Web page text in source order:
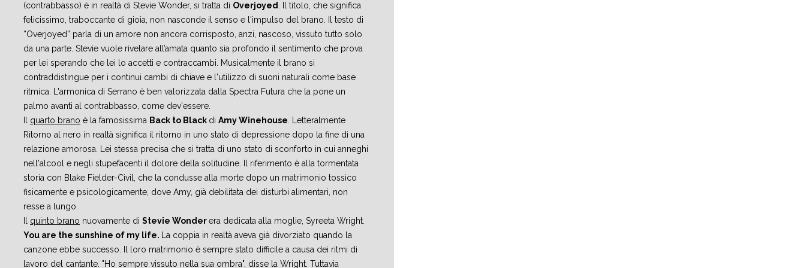
(contrabbasso) è in realtà di Stevie Wonder, si tratta di Overjoyed
. Il titolo, che significa
felicissimo, traboccante di gioia, non nasconde il senso e l'impulso del brano. Il testo di
“Overjoyed” parla di un amore non ancora corrisposto, anzi, nascoso, vissuto tutto solo
da una parte. Stevie vuole rivelare all’amata quanto sia profondo il sentimento che prova
per lei sperando che lei lo accetti e contraccambi. Musicalmente il brano si
contraddistingue per i continui cambi di chiave e l'utilizzo di suoni naturali come base
ritmica. L'armonica di Serrano è ben valorizzata dalla Spectra Futura che la pone un
palmo avanti al contrabbasso, come dev'essere.
quarto brano è la famosissima Back to Black di Amy Winehouse . Letteralmente
Ritorno al nero in realtà significa il ritorno in uno stato di depressione dopo la fine di una
relazione amorosa. Lei stessa precisa che si tratta di uno stato di sconforto in cui anneghi
nell'alcool e negli stupefacenti il dolore della solitudine. Il riferimento è alla tormentata
storia con Blake Fielder-Civil, che la condusse alla morte dopo un matrimonio tossico
fisicamente e psicologicamente, dove Amy, già debilitata dei disturbi alimentari, non
resse a lungo.
quinto brano nuovamente di Stevie Wonderera dedicata alla moglie, Syreeta Wright.
You are the sunshine of my life.
La coppia in realtà aveva già divorziato quando la
canzone ebbe successo. Il loro matrimonio è sempre stato difficile a causa dei ritmi di
lavoro del cantante. "Ho sempre vissuto nella sua ombra", disse la Wright. Tuttavia